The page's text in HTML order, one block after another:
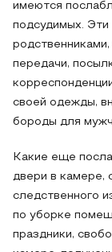
имеются
подсудимых.
передачи,
своей одежды,
бороды для
Какие еще
двери в камере,
следственного
по уборке
праздники,